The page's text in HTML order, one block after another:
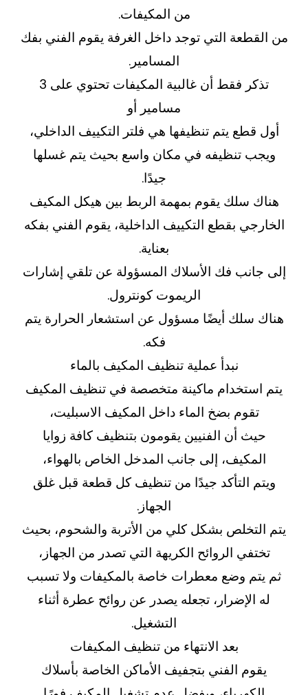
من المكيفات.
من القطعة التي توجد داخل الغرفة يقوم الفني بفك
المسامير.
تذكر فقط أن غالبية المكيفات تحتوي على 3
مسامير أو
أول قطع يتم تنظيفها هي فلتر التكييف الداخلي،
ويجب تنظيفه في مكان واسع بحيث يتم غسلها
جيدًا.
هناك سلك يقوم بمهمة الربط بين هيكل المكيف
الخارجي بقطع التكييف الداخلية، يقوم الفني بفكه
بعناية.
إلى جانب فك الأسلاك المسؤولة عن تلقي إشارات
الريموت كونترول.
هناك سلك أيضًا مسؤول عن استشعار الحرارة يتم
فكه.
نبدأ عملية تنظيف المكيف بالماء
يتم استخدام ماكينة متخصصة في تنظيف المكيف
تقوم بضخ الماء داخل المكيف الاسبليت،
حيث أن الفنيين يقومون بتنظيف كافة زوايا
المكيف، إلى جانب المدخل الخاص بالهواء،
ويتم التأكد جيدًا من تنظيف كل قطعة قبل غلق
الجهاز.
يتم التخلص بشكل كلي من الأتربة والشحوم، بحيث
تختفي الروائح الكريهة التي تصدر من الجهاز،
ثم يتم وضع معطرات خاصة بالمكيفات ولا تسبب
له الإضرار، تجعله يصدر عن روائح عطرة أثناء
التشغيل.
بعد الانتهاء من تنظيف المكيفات
يقوم الفني بتجفيف الأماكن الخاصة بأسلاك